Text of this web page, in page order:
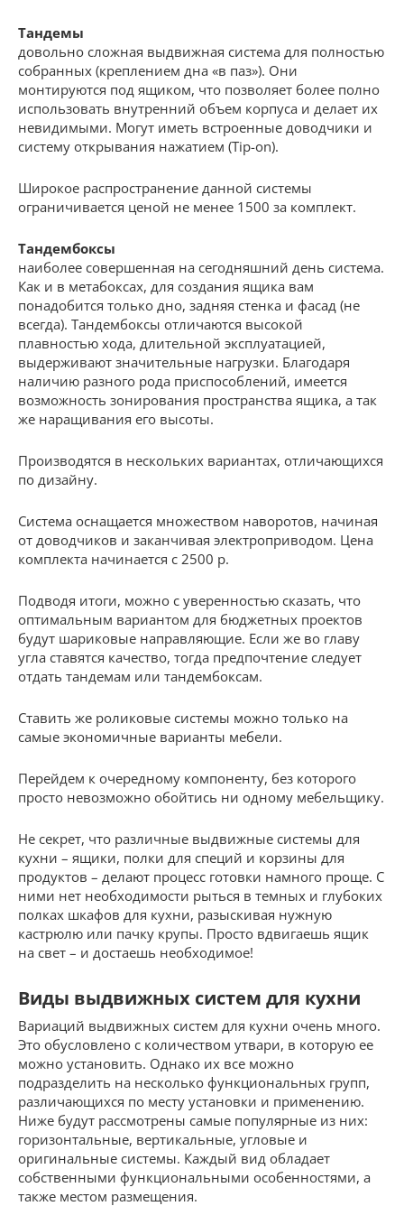
Тандемы
довольно сложная выдвижная система для полностью
собранных (креплением дна «в паз»). Они
монтируются под ящиком, что позволяет более полно
использовать внутренний объем корпуса и делает их
невидимыми. Могут иметь встроенные доводчики и
систему открывания нажатием (Tip-on).
Широкое распространение данной системы
ограничивается ценой не менее 1500 за комплект.
Тандембоксы
наиболее совершенная на сегодняшний день система.
Как и в метабоксах, для создания ящика вам
понадобится только дно, задняя стенка и фасад (не
всегда). Тандембоксы отличаются высокой
плавностью хода, длительной эксплуатацией,
выдерживают значительные нагрузки. Благодаря
наличию разного рода приспособлений, имеется
возможность зонирования пространства ящика, а так
же наращивания его высоты.
Производятся в нескольких вариантах, отличающихся
по дизайну.
Система оснащается множеством наворотов, начиная
от доводчиков и заканчивая электроприводом. Цена
комплекта начинается с 2500 р.
Подводя итоги, можно с уверенностью сказать, что
оптимальным вариантом для бюджетных проектов
будут шариковые направляющие. Если же во главу
угла ставятся качество, тогда предпочтение следует
отдать тандемам или тандембоксам.
Ставить же роликовые системы можно только на
самые экономичные варианты мебели.
Перейдем к очередному компоненту, без которого
просто невозможно обойтись ни одному мебельщику.
Не секрет, что различные выдвижные системы для
кухни – ящики, полки для специй и корзины для
продуктов – делают процесс готовки намного проще. С
ними нет необходимости рыться в темных и глубоких
полках шкафов для кухни, разыскивая нужную
кастрюлю или пачку крупы. Просто вдвигаешь ящик
на свет – и достаешь необходимое!
Виды выдвижных систем для кухни
Вариаций выдвижных систем для кухни очень много.
Это обусловлено с количеством утвари, в которую ее
можно установить. Однако их все можно
подразделить на несколько функциональных групп,
различающихся по месту установки и применению.
Ниже будут рассмотрены самые популярные из них:
горизонтальные, вертикальные, угловые и
оригинальные системы. Каждый вид обладает
собственными функциональными особенностями, а
также местом размещения.